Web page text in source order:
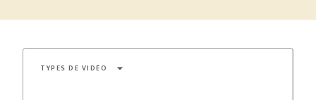
TYPES DE VIDÉO arrow_drop_down